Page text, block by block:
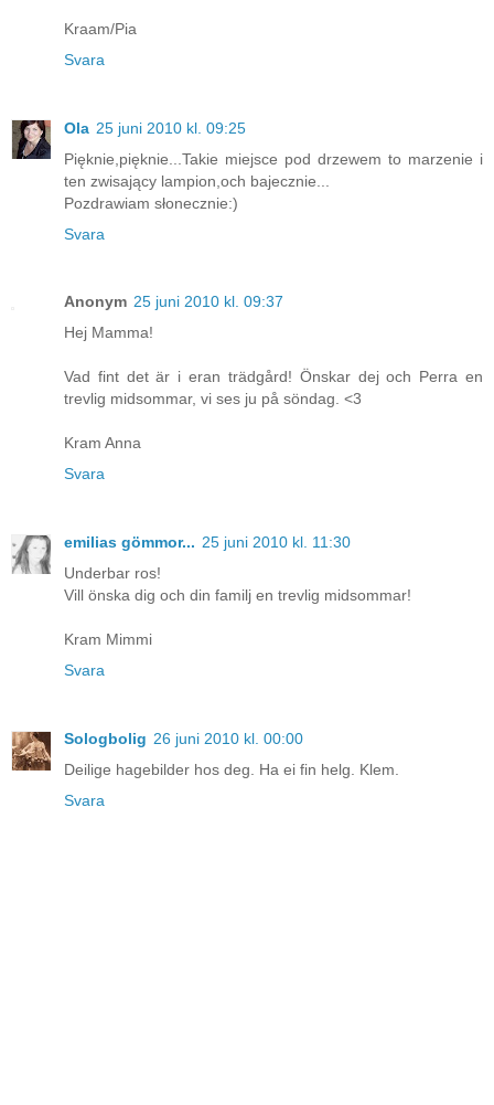
Kraam/Pia
Svara
Ola 25 juni 2010 kl. 09:25
Pięknie,pięknie...Takie miejsce pod drzewem to marzenie i
ten zwisający lampion,och bajecznie...
Pozdrawiam słonecznie:)
Svara
Anonym 25 juni 2010 kl. 09:37
Hej Mamma!
Vad fint det är i eran trädgård! Önskar dej och Perra en
trevlig midsommar, vi ses ju på söndag. <3
Kram Anna
Svara
emilias gömmor... 25 juni 2010 kl. 11:30
Underbar ros!
Vill önska dig och din familj en trevlig midsommar!
Kram Mimmi
Svara
Sologbolig 26 juni 2010 kl. 00:00
Deilige hagebilder hos deg. Ha ei fin helg. Klem.
Svara